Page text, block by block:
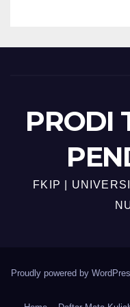
PRODI
FKIP |
Proudly powered by